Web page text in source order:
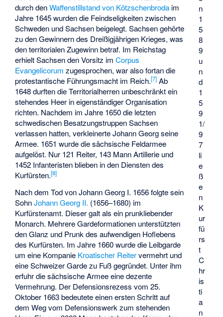
n
1
5
8
9
u
n
d
1
5
9
1/
9
7
li
e
ß
e
n
K
ur
fü
rs
t
C
hr
is
ti
a
n
durch denWaffenstillstand von Kötzschenbroda im
Jahre 1645 wurden die Feindseligkeiten zwischen
Schweden und Sachsen beigelegt. Sachsen gehörte
zu den Gewinnern des Dreißigjährigen Krieges, was
den territorialen Zugewinn betraf. Im Reichstag
erhielt Sachsen den Vorsitz imCorpus
Evangelicorum zugesprochen, war also fortan die
protestantische Führungsmacht im Reich.[7] Ab
1648 durften die Territorialherren unbeschränkt ein
stehendes Heer in eigenständiger Organisation
richten. Nachdem im Jahre 1650 die letzten
schwedischen Besatzungstruppen Sachsen
verlassen hatten, verkleinerte Johann Georg seine
Armee. 1651 wurde die sächsische Feldarmee
aufgelöst. Nur 121 Reiter, 143 Mann Artillerie und
1452 Infanteristen blieben in den Diensten des
Kurfürsten.[8]
Nach dem Tod von Johann Georg I. 1656 folgte sein
SohnJohann Georg II. (1656–1680) im
Kurfürstenamt. Dieser galt als ein prunkliebender
Monarch. Mehrere Gardeformationen unterstützten
den Glanz und Prunk des aufwendigen Hoflebens
des Kurfürsten. Im Jahre 1660 wurde die Leibgarde
um eine Kompanie Kroatischer Reitervermehrt und
eine Schweizer Garde zu Fuß gegründet. Unter ihm
erfuhr die sächsische Armee eine dezente
Vermehrung. Der Defensionsrezess vom 25.
Oktober 1663 bedeutete einen ersten Schritt auf
dem Weg vom Defensionswerk zum stehenden